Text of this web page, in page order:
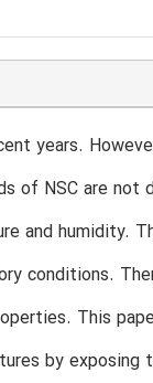
years.
of NSC are not
and humidity.
conditions.
This
by